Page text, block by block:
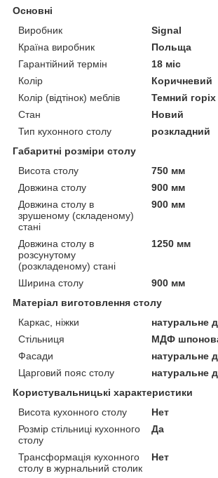
Основні
Виробник
Signal
Країна виробник
Польща
Гарантійний термін
18 міс
Колір
Коричневий
Колір (відтінок) меблів
Темний горіх
Стан
Новий
Тип кухонного столу
розкладний
Габаритні розміри столу
Висота столу
750 мм
Довжина столу
900 мм
Довжина столу в
зрушеному (складеному)
стані
900 мм
Довжина столу в
розсунутому
(розкладеному) стані
1250 мм
Ширина столу
900 мм
Матеріал виготовлення столу
Каркас, ніжки
натуральне
Стільниця
МДФ
Фасади
натуральне
Царговий пояс столу
натуральне
Користувальницькі характеристики
Висота кухонного столу
Нет
Розмір стільниці кухонного
столу
Да
Трансформація кухонного
столу в журнальний столик
Нет